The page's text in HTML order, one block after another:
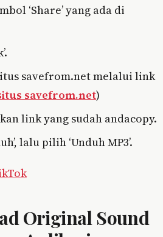
‘Share’ yang ada di
savefrom.net melalui link
savefrom.net)
link yang sudah andacopy.
lalu pilih ‘Unduh MP3’.
Original Sound